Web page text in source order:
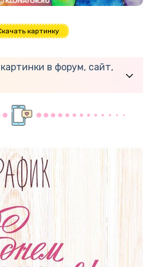
картинку
в форум, сайт,